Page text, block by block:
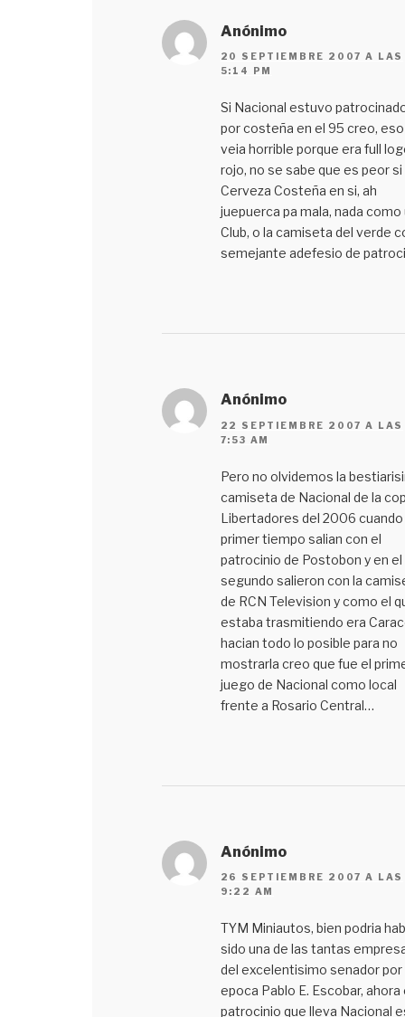
Anónimo
20 SEPTIEMBRE 2007 A LAS
5:14 PM
Si Nacional estuvo
por costeña en el 95 creo,
veia horrible porque era full
rojo, no se sabe que es peor si
Cerveza Costeña en si, ah
juepuerca pa mala, nada como
Club, o la camiseta del verde
semejante adefesio de
Anónimo
22 SEPTIEMBRE 2007 A LAS
7:53 AM
Pero no olvidemos la
camiseta de Nacional de la
Libertadores del 2006 cuando
primer tiempo salian con el
patrocinio de Postobon y en el
segundo salieron con la
de RCN Television y como el
estaba trasmitiendo era
hacian todo lo posible para no
mostrarla creo que fue el
juego de Nacional como local
frente a Rosario Central…
Anónimo
26 SEPTIEMBRE 2007 A LAS
9:22 AM
TYM Miniautos, bien podria
sido una de las tantas
del excelentisimo senador por
epoca Pablo E. Escobar, ahora
patrocinio que lleva Nacional